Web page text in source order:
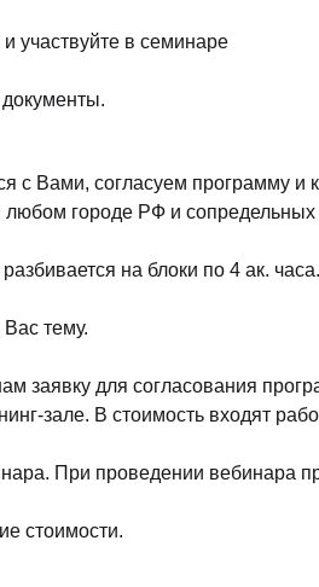
участвуйте в семинаре
с Вами, согласуем программу и
городе РФ и сопредельных
на блоки по 4 ак. часа.
тему.
заявку для согласования
зале. В стоимость входят
При проведении вебинара
стоимости.